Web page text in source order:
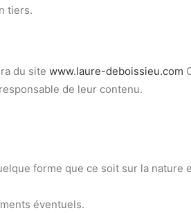
tiers.
du site www.laure-deboissieu.com
de leur contenu.
forme que ce soit sur la nature
éventuels.